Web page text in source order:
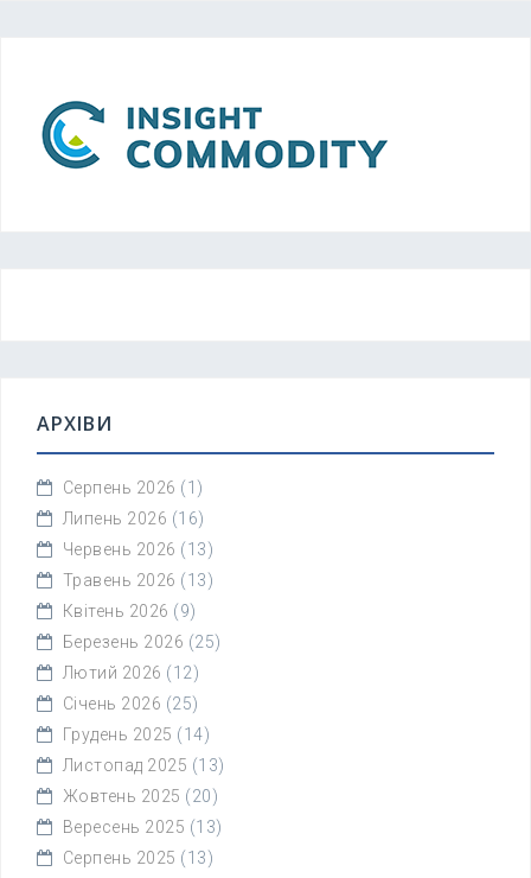
АРХІВИ
Серпень 2026 (1)
Липень 2026 (16)
Червень 2026 (13)
Травень 2026 (13)
Квітень 2026 (9)
Березень 2026 (25)
Лютий 2026 (12)
Січень 2026 (25)
Грудень 2025 (14)
Листопад 2025 (13)
Жовтень 2025 (20)
Вересень 2025 (13)
Серпень 2025 (13)